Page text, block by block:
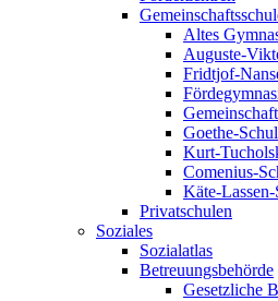
Altes
Auguste-
Fridtjof-
Goethe-
Kurt-
Comenius-
Käte-
Privatschulen
Soziales
Sozialatlas
Betreuungsbehörde
Gesetzliche